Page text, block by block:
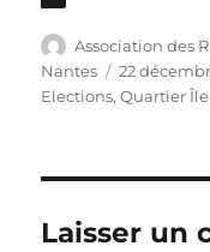
Auteur
Association des
Nantes
Publié
le
22
Elections,Quartier
Laisser un